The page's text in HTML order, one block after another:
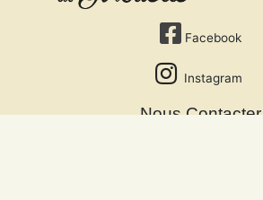
Facebook
Instagram
Nous Contacter